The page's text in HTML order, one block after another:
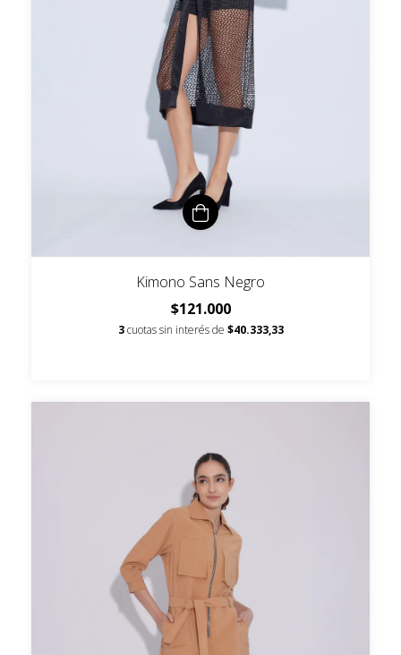
Kimono Sans Negro
$121.000
3 cuotas sin interés de $40.333,33